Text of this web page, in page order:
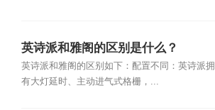
英诗派和雅阁的区别是什么？
英诗派和雅阁的区别如下：配置不同：英诗派拥
有大灯延时、主动进气式格栅，...